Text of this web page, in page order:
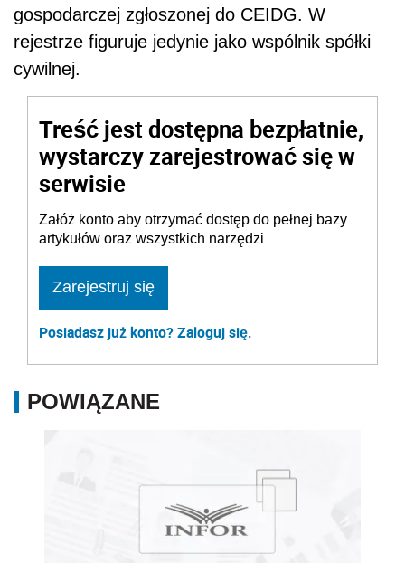
gospodarczej zgłoszonej do CEIDG. W
rejestrze figuruje jedynie jako wspólnik spółki
cywilnej.
Treść jest dostępna bezpłatnie,
wystarczy zarejestrować się w
serwisie
Załóż konto aby otrzymać dostęp do pełnej bazy
artykułów oraz wszystkich narzędzi
Zarejestruj się
Posiadasz już konto? Zaloguj się.
POWIĄZANE